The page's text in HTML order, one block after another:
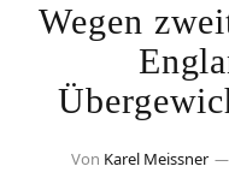
Wegen
Von Karel Meissner